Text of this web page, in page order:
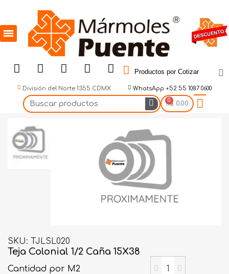
Productos por Cotizar
División del Norte 1355 CDMX WhatsApp +52 55 1087 0600
$ 0.00
SKU TJLSL020
Teja Colonial 1/2 Caña 15X38
Cantidad por M2